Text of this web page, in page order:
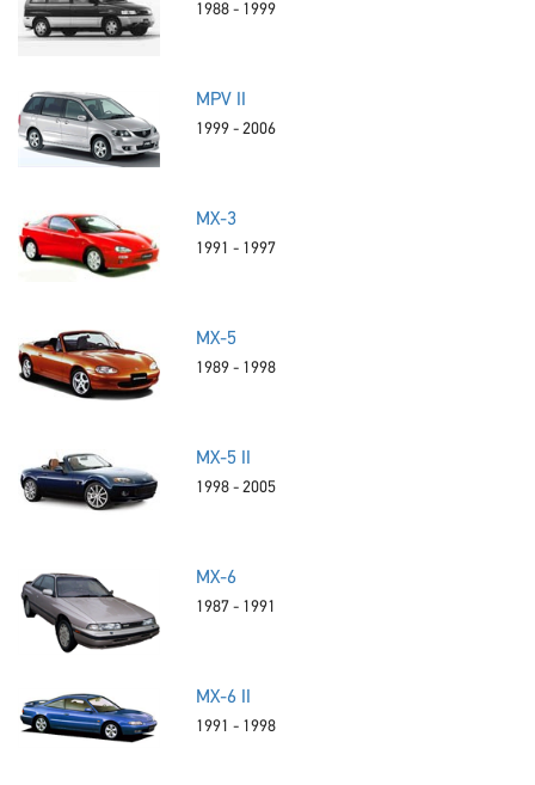
1988 - 1999
MPV II
1999 - 2006
MX-3
1991 - 1997
MX-5
1989 - 1998
MX-5 II
1998 - 2005
MX-6
1987 - 1991
MX-6 II
1991 - 1998